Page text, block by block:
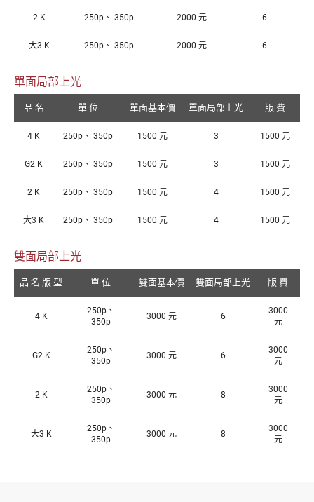
2 K 250p、 350p 2000 元 6
大3 K 250p、 350p 2000 元 6
單面局部上光
品 名 單 位 單面基本價 單面局部上光 版 費
4 K 250p、 350p 1500 元 3 1500 元
G2 K 250p、 350p 1500 元 3 1500 元
2 K 250p、 350p 1500 元 4 1500 元
大3 K 250p、 350p 1500 元 4 1500 元
雙面局部上光
品 名 版 型 單 位 雙面基本價 雙面局部上光 版 費
4 K
250p、
350p
3000 元 6
3000
元
G2 K
250p、
350p
3000 元 6
3000
元
2 K
250p、
350p
3000 元 8
3000
元
大3 K
250p、
350p
3000 元 8
3000
元